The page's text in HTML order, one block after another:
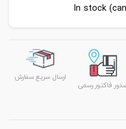
In stock
فاکتور رسمی
ارسال سریع سفارش